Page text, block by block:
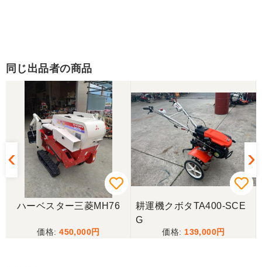
同じ出品者の商品
ハーベスター三菱MH76
450,000
耕運機クボタTA400-SCE
G
139,000